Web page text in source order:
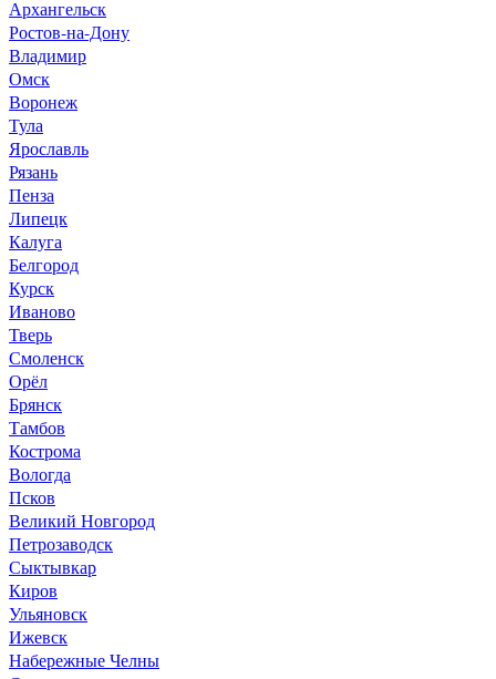
Архангельск
Ростов-на-Дону
Владимир
Омск
Воронеж
Тула
Ярославль
Рязань
Пенза
Липецк
Калуга
Белгород
Курск
Иваново
Тверь
Смоленск
Орёл
Брянск
Тамбов
Кострома
Вологда
Псков
Великий Новгород
Петрозаводск
Сыктывкар
Киров
Ульяновск
Ижевск
Набережные Челны